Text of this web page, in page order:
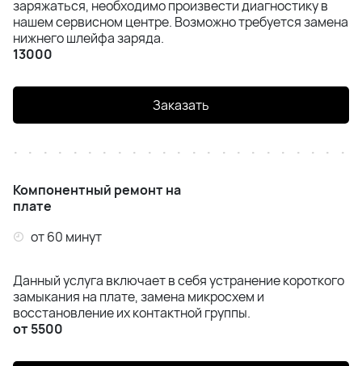
заряжаться, необходимо произвести диагностику в
нашем сервисном центре. Возможно требуется замена
нижнего шлейфа заряда.
13000
Заказать
Компонентный ремонт на
плате
от 60 минут
Данный услуга включает в себя устранение короткого
замыкания на плате, замена микросхем и
восстановление их контактной группы.
от 5500